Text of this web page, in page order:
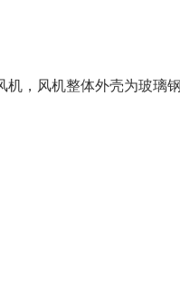
，风机整体外壳为玻璃